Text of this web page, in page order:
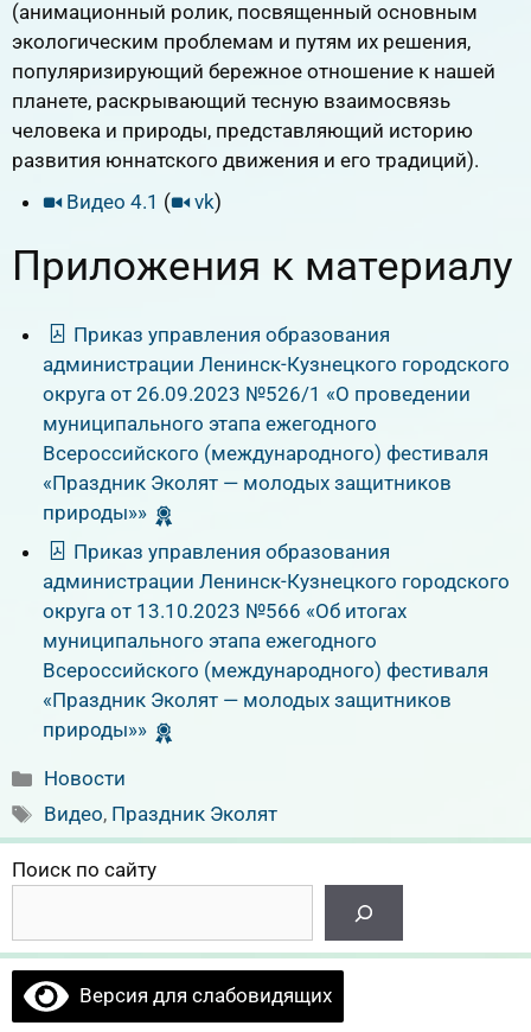
(анимационный ролик, посвященный основным
экологическим проблемам и путям их решения,
популяризирующий бережное отношение к нашей
планете, раскрывающий тесную взаимосвязь
человека и природы, представляющий историю
развития юннатского движения и его традиций).
Видео 4.1 ( vk)
Приложения к материалу
Приказ управления образования
администрации Ленинск-Кузнецкого городского
округа от 26.09.2023 №526/1 «О проведении
муниципального этапа ежегодного
Всероссийского (международного) фестиваля
«Праздник Эколят — молодых защитников
природы»»
Приказ управления образования
администрации Ленинск-Кузнецкого городского
округа от 13.10.2023 №566 «Об итогах
муниципального этапа ежегодного
Всероссийского (международного) фестиваля
«Праздник Эколят — молодых защитников
природы»»
Рубрики
Новости
Метки
Видео, Праздник Эколят
Поиск по сайту
Версия для слабовидящих